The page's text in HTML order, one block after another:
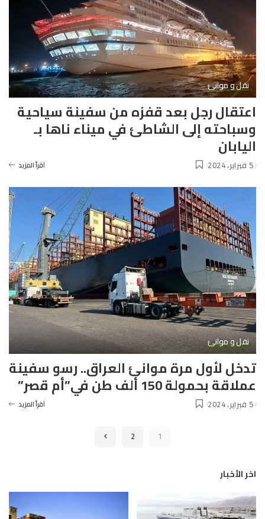
نقل و موانئ
اعتقال رجل بعد قفزه من سفينة سياحية
وسباحته إلى الشاطئ في ميناء ناها بـ
اليابان
5 فبراير، 2024 آقرأ المزيد
نقل و موانئ
تدخل لأول مرة موانئ العراق.. رسو سفينة
عملاقة بحمولة 150 ألف طن في”أم قصر”
5 فبراير، 2024 آقرأ المزيد
1
2
اخر الأخبار